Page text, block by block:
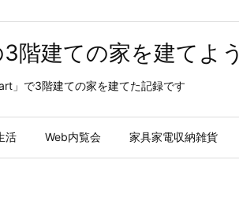
階建ての家を建てよう
」で3階建ての家を建てた記録です
活 Web内覧会 家具家電収納雑貨